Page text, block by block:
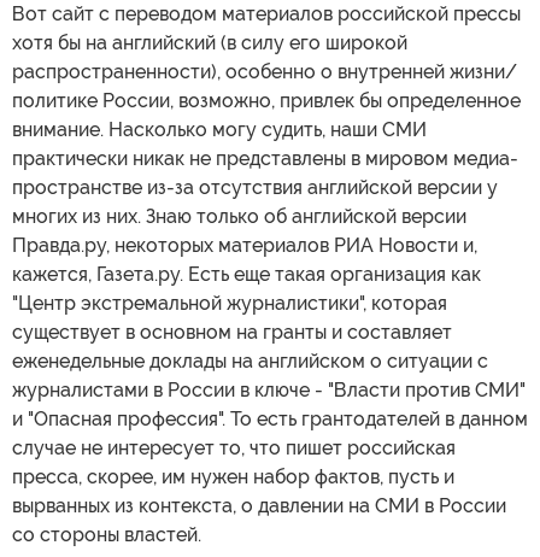
Вот сайт с переводом материалов российской прессы
хотя бы на английский (в силу его широкой
распространенности), особенно о внутренней жизни/
политике России, возможно, привлек бы определенное
внимание. Насколько могу судить, наши СМИ
практически никак не представлены в мировом медиа-
пространстве из-за отсутствия английской версии у
многих из них. Знаю только об английской версии
Правда.ру, некоторых материалов РИА Новости и,
кажется, Газета.ру. Есть еще такая организация как
"Центр экстремальной журналистики", которая
существует в основном на гранты и составляет
еженедельные доклады на английском о ситуации с
журналистами в России в ключе - "Власти против СМИ"
и "Опасная профессия". То есть грантодателей в данном
случае не интересует то, что пишет российская
пресса, скорее, им нужен набор фактов, пусть и
вырванных из контекста, о давлении на СМИ в России
со стороны властей.